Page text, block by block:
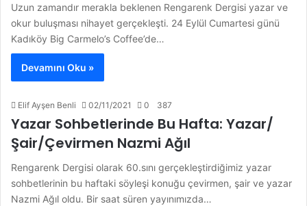
Uzun zamandır merakla beklenen Rengarenk Dergisi yazar ve
okur buluşması nihayet gerçekleşti. 24 Eylül Cumartesi günü
Kadıköy Big Carmelo’s Coffee’de…
Devamını Oku »
Elif Ayşen Benli 02/11/2021 0 387
Yazar Sohbetlerinde Bu Hafta: Yazar/
Şair/Çevirmen Nazmi Ağıl
Rengarenk Dergisi olarak 60.sını gerçekleştirdiğimiz yazar
sohbetlerinin bu haftaki söyleşi konuğu çevirmen, şair ve yazar
Nazmi Ağıl oldu. Bir saat süren yayınımızda…